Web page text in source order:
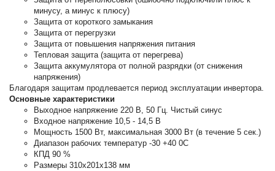
минусу, а минус к плюсу)
Защита от короткого замыкания
Защита от перегрузки
Защита от повышения напряжения питания
Тепловая защита (защита от перегрева)
Защита аккумулятора от полной разрядки (от снижения
напряжения)
Благодаря защитам продлевается период эксплуатации инвертора.
Основные характеристики
Выходное напряжение 220 В, 50 Гц. Чистый синус
Входное напряжение 10,5 - 14,5 В
Мощность 1500 Вт, максимальная 3000 Вт (в течение 5 сек.)
Диапазон рабочих температур -30 +40 0С
КПД 90 %
Размеры 310х201х138 мм